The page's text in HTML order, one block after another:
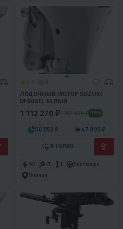
ЛОДОЧНЫЙ МОТОР SUZUKI
DF90ATL БЕЛЫЙ
1 112 270 ₽1 367 900 ₽ -19%
50 050 ₽ 47 890 ₽
В 1 КЛИК
90 4T L
Дистанция
Япония